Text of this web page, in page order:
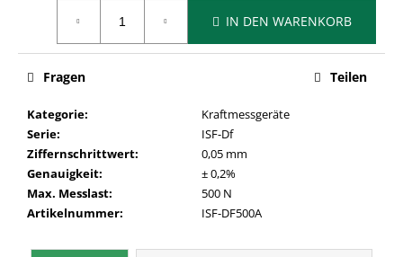
IN DEN WARENKORB
Kategorie:
Kraftmessgeräte
Serie:
ISF-Df
Ziffernschrittwert:
0,05 mm
Genauigkeit:
± 0,2%
Max. Messlast:
500 N
Artikelnummer: ISF-DF500A
Fragen Teilen